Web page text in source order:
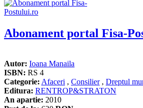
Abonament portal Fisa-
Autor: Ioana Manaila
ISBN: RS 4
Categorie: Afaceri , Consilier, Dreptul
Editura: RENTROP&STRATON
An apartie: 2010